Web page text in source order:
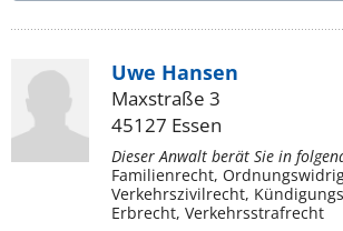
Uwe Hansen
Maxstraße 3
45127 Essen
Dieser Anwalt berät Sie in
Familienrecht,
Verkehrszivilrecht,
Erbrecht, Verkehrsstrafrecht